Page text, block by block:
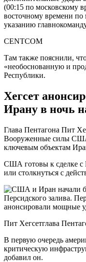
(00:15 по московскому
восточному времени
указанию
CENTCOM
Там также пояснили,
«необоснованную и
Республики.
Хегсет
Ирану в ночь
Глава Пентагона Пит
Вооруженные силы
ключевым объектам
США готовы к сделке с
или столкнуться с
Пит Хегсетглава
В первую очередь
критическую
добавил он.